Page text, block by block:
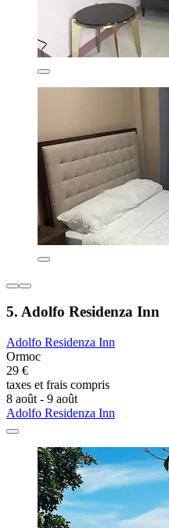
5. Adolfo Residenza Inn
Adolfo Residenza Inn
Ormoc
29 €
taxes et frais compris
8 août - 9 août
Adolfo Residenza Inn